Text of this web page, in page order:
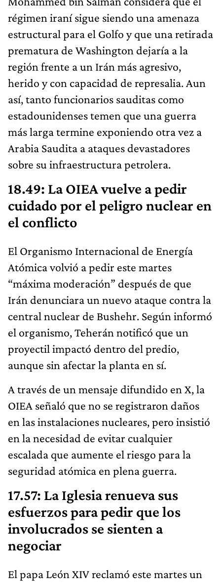
régimen iraní sigue siendo una amenaza
estructural para el Golfo y que una retirada
prematura de Washington dejaría a la
región frente a un Irán más agresivo,
herido y con capacidad de represalia. Aun
así, tanto funcionarios sauditas como
estadounidenses temen que una guerra
más larga termine exponiendo otra vez a
Arabia Saudita a ataques devastadores
sobre su infraestructura petrolera.
18.49: La OIEA vuelve a pedir
cuidado por el peligro nuclear en
el conflicto
El Organismo Internacional de Energía
Atómica volvió a pedir este martes
“máxima moderación” después de que
Irán denunciara un nuevo ataque contra la
central nuclear de Bushehr. Según informó
el organismo, Teherán notificó que un
proyectil impactó dentro del predio,
aunque sin afectar la planta en sí.
A través de un mensaje difundido en X, la
OIEA señaló que no se registraron daños
en las instalaciones nucleares, pero insistió
en la necesidad de evitar cualquier
escalada que aumente el riesgo para la
seguridad atómica en plena guerra.
17.57: La Iglesia renueva sus
esfuerzos para pedir que los
involucrados se sienten a
negociar
El papa León XIV reclamó este martes un